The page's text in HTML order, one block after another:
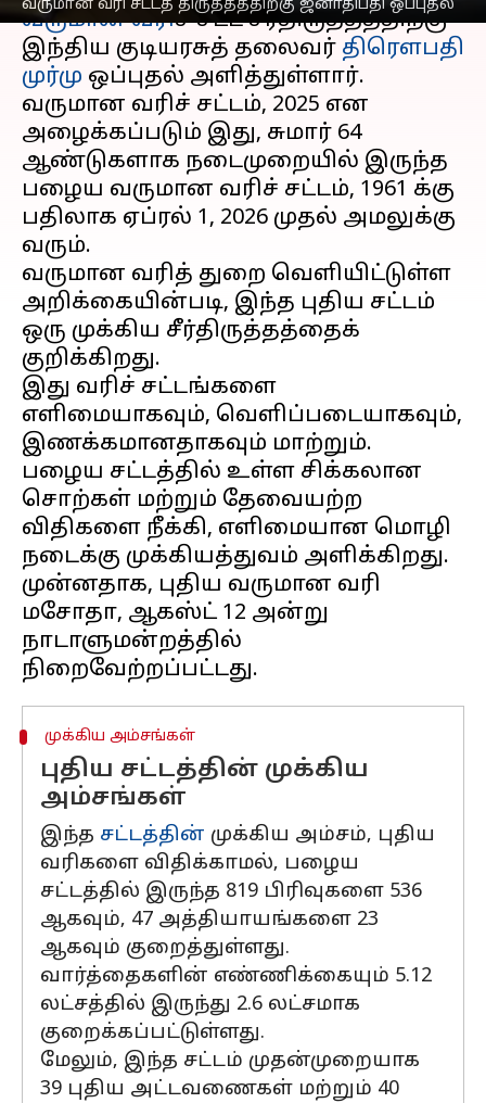
வருமான வரி சட்டத் திருத்தத்திற்கு ஜனாதிபதி ஒப்புதல்
வருமான வரிச் சட்ட சீர்திருத்தத்திற்கு
இந்திய குடியரசுத் தலைவர் திரௌபதி
முர்மு ஒப்புதல் அளித்துள்ளார்.
வருமான வரிச் சட்டம், 2025 என
அழைக்கப்படும் இது, சுமார் 64
ஆண்டுகளாக நடைமுறையில் இருந்த
பழைய வருமான வரிச் சட்டம், 1961 க்கு
பதிலாக ஏப்ரல் 1, 2026 முதல் அமலுக்கு
வரும்.
வருமான வரித் துறை வெளியிட்டுள்ள
அறிக்கையின்படி, இந்த புதிய சட்டம்
ஒரு முக்கிய சீர்திருத்தத்தைக்
குறிக்கிறது.
இது வரிச் சட்டங்களை
எளிமையாகவும், வெளிப்படையாகவும்,
இணக்கமானதாகவும் மாற்றும்.
பழைய சட்டத்தில் உள்ள சிக்கலான
சொற்கள் மற்றும் தேவையற்ற
விதிகளை நீக்கி, எளிமையான மொழி
நடைக்கு முக்கியத்துவம் அளிக்கிறது.
முன்னதாக, புதிய வருமான வரி
மசோதா, ஆகஸ்ட் 12 அன்று
நாடாளுமன்றத்தில்
முக்கிய அம்சங்கள்
புதிய சட்டத்தின் முக்கிய
அம்சங்கள்
இந்த சட்டத்தின் முக்கிய அம்சம், புதிய
வரிகளை விதிக்காமல், பழைய
சட்டத்தில் இருந்த 819 பிரிவுகளை 536
ஆகவும், 47 அத்தியாயங்களை 23
ஆகவும் குறைத்துள்ளது.
வார்த்தைகளின் எண்ணிக்கையும் 5.12
லட்சத்தில் இருந்து 2.6 லட்சமாக
குறைக்கப்பட்டுள்ளது.
மேலும், இந்த சட்டம் முதன்முறையாக
39 புதிய அட்டவணைகள் மற்றும் 40